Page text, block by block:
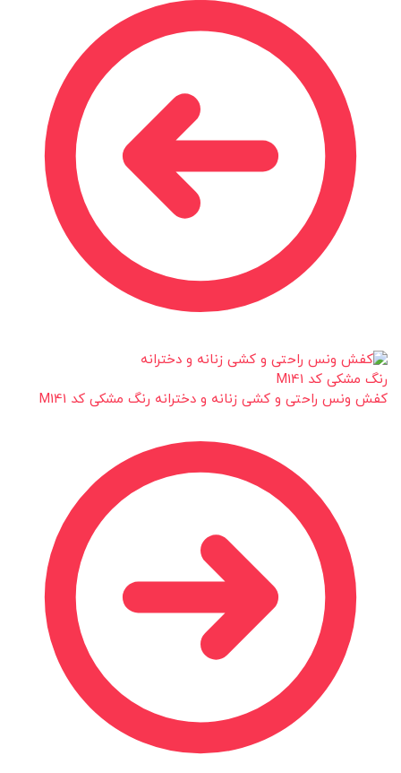
کفش ونس راحتی و کشی زنانه و دخترانه رنگ مشکی کد M141